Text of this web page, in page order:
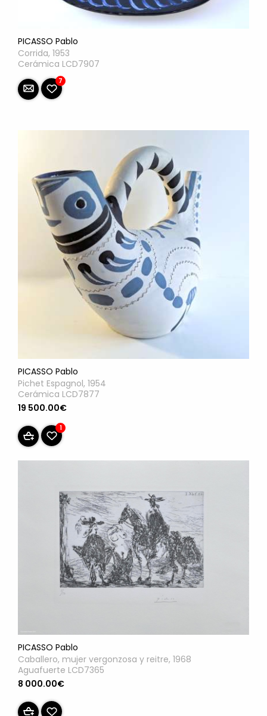
PICASSO Pablo
Corrida, 1953
Cerámica LCD7907
7
PICASSO Pablo
Pichet Espagnol, 1954
Cerámica LCD7877
19 500.00€
1
PICASSO Pablo
Caballero, mujer vergonzosa y reitre, 1968
Aguafuerte LCD7365
8 000.00€